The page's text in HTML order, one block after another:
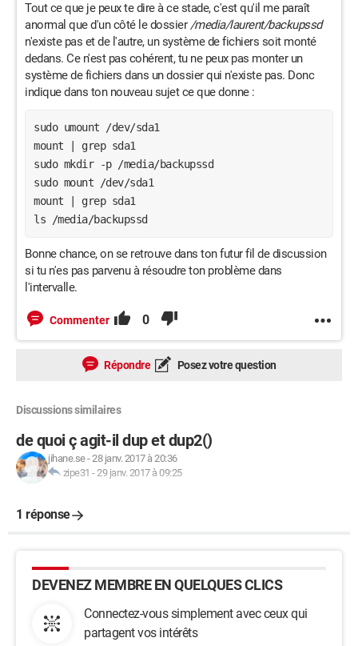
Tout ce que je peux te dire à ce stade, c'est qu'il me paraît
anormal que d'un côté le dossier/media/laurent/backupssd
n'existe pas et de l'autre, un système de fichiers soit monté
dedans. Ce n'est pas cohérent, tu ne peux pas monter un
système de fichiers dans un dossier qui n'existe pas. Donc
indique dans ton nouveau sujet ce que donne :
sudo umount /dev/sda1
mount | grep sda1
sudo mkdir -p /media/backupssd
sudo mount /dev/sda1
mount | grep sda1
ls /media/backupssd
Bonne chance, on se retrouve dans ton futur fil de discussion
si tu n'es pas parvenu à résoudre ton problème dans
l'intervalle.
Commenter 0
Répondre Posez votre question
Discussions similaires
de quoi ç agit-il dup et dup2()
jihane.se-28 janv. 2017 à 20:36
zipe31 -29 janv. 2017 à 09:25
1 réponse
DEVENEZ MEMBRE EN QUELQUES CLICS
Connectez-vous simplement avec ceux qui
partagent vos intérêts